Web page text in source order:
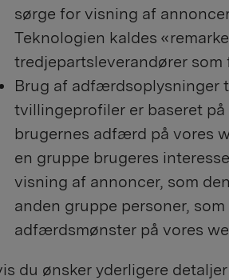
sørge for visning af
Teknologien kaldes
tredjepartsleverandører som
Brug af adfærdsoplysninger
tvillingeprofiler er baseret
brugernes adfærd på vores
en gruppe brugeres
visning af annoncer, som
anden gruppe personer,
adfærdsmønster på vores
du ønsker yderligere